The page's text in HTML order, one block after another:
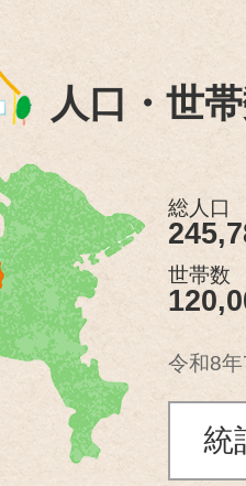
人口・世
総人口
世帯数
令和8
統